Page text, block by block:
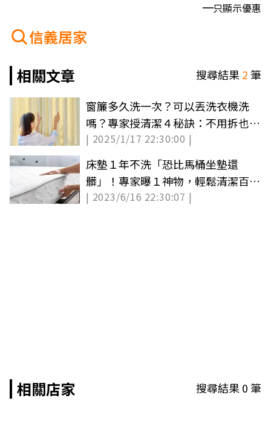
只顯示優惠
信義居家
相關文章
搜尋結果2筆
窗簾多久洗一次？可以丟洗衣機洗
嗎？專家授清潔４秘訣：不用拆也可
除塵
| 2025/1/17 22:30:00 |
床墊１年不洗「恐比馬桶坐墊還
髒」！專家曝１神物，輕鬆清潔百元
有找
| 2023/6/16 22:30:07 |
相關店家 搜尋結果0筆